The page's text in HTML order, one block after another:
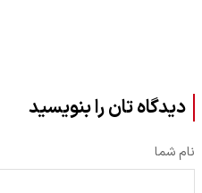
دیدگاه تان را بنویسید
نام شما